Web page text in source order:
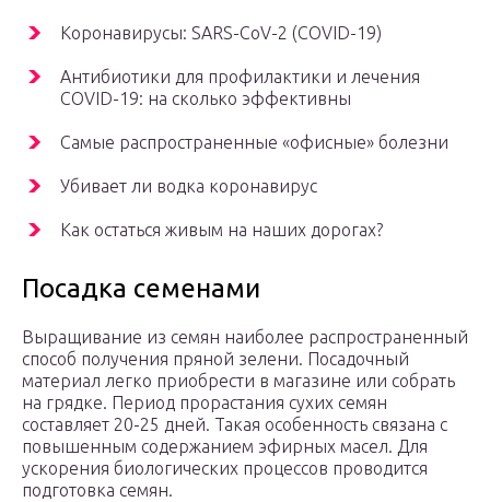
Коронавирусы: SARS-CoV-2 (COVID-19)
Антибиотики для профилактики и лечения
COVID-19: на сколько эффективны
Самые распространенные «офисные» болезни
Убивает ли водка коронавирус
Как остаться живым на наших дорогах?
Посадка семенами
Выращивание из семян наиболее распространенный
способ получения пряной зелени. Посадочный
материал легко приобрести в магазине или собрать
на грядке. Период прорастания сухих семян
составляет 20-25 дней. Такая особенность связана с
повышенным содержанием эфирных масел. Для
ускорения биологических процессов проводится
подготовка семян.